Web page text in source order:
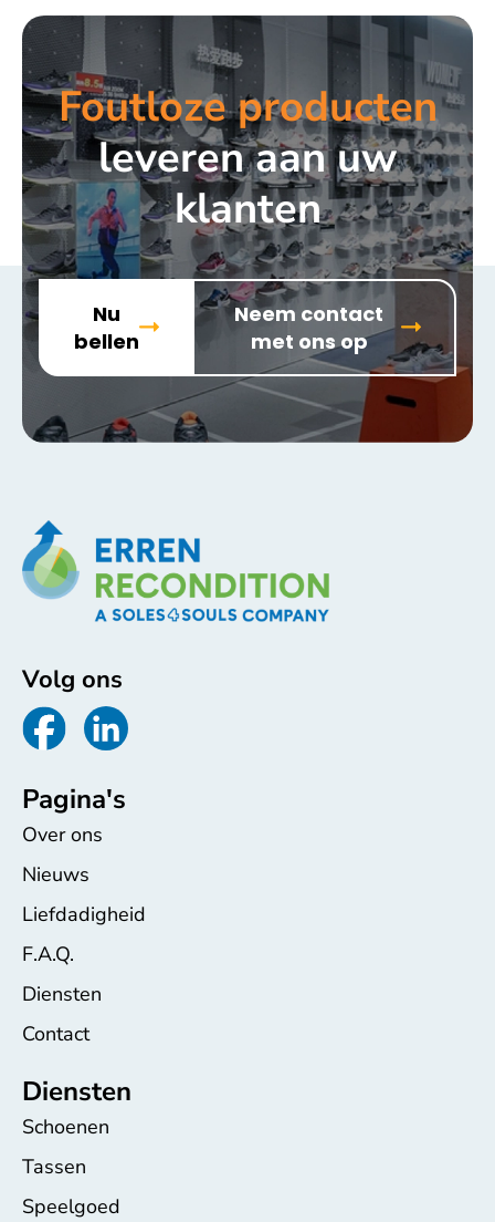
Foutloze producten
leveren aan uw
klanten
Nu
bellen
Neem contact
met ons op
Volg ons
Pagina's
Over ons
Nieuws
Liefdadigheid
F.A.Q.
Diensten
Contact
Diensten
Schoenen
Tassen
Speelgoed